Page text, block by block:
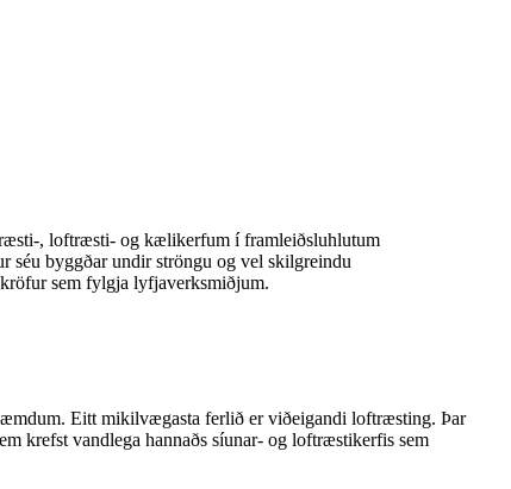
, loftræsti- og kælikerfum í framleiðsluhlutum
byggðar undir ströngu og vel skilgreindu
sem fylgja lyfjaverksmiðjum.
Eitt mikilvægasta ferlið er viðeigandi loftræsting. Þar
krefst vandlega hannaðs síunar- og loftræstikerfis sem